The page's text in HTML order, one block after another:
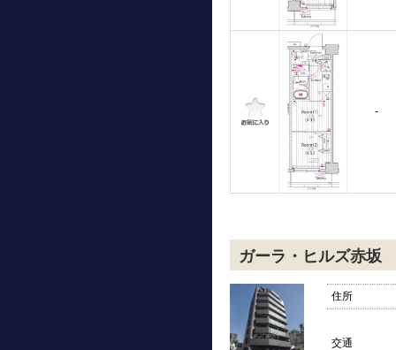
-
ガーラ・ヒルズ赤坂
住所
交通